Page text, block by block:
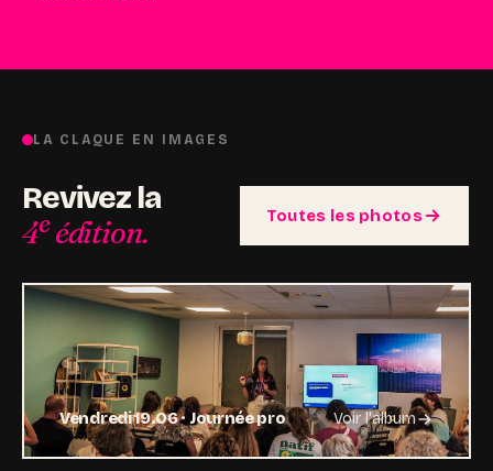
LA CLAQUE EN IMAGES
Revivez la
4eédition. Toutes les photos
Vendredi 19.06 · Journée pro Voir l'album